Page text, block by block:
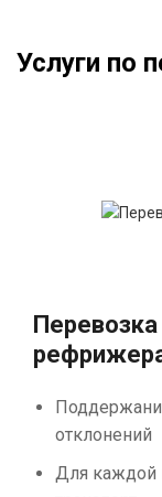
Услуги по
Перевозка
отклонений
Для каждой